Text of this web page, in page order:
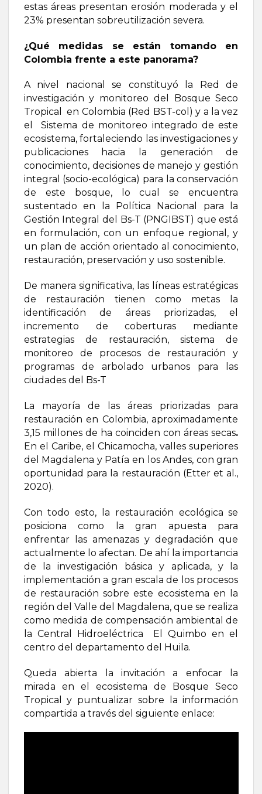
estas áreas presentan erosión moderada y el
23% presentan sobreutilización severa.
¿Qué medidas se están tomando en
Colombia frente a este panorama?
A nivel nacional se constituyó la Red de
investigación y monitoreo del Bosque Seco
Tropical en Colombia (Red BST-col) y a la vez
el Sistema de monitoreo integrado de este
ecosistema, fortaleciendo las investigaciones y
publicaciones hacia la generación de
conocimiento, decisiones de manejo y gestión
integral (socio-ecológica) para la conservación
de este bosque, lo cual se encuentra
sustentado en la Política Nacional para la
Gestión Integral del Bs-T (PNGIBST) que está
en formulación, con un enfoque regional, y
un plan de acción orientado al conocimiento,
restauración, preservación y uso sostenible.
De manera significativa, las líneas estratégicas
de restauración tienen como metas la
identificación de áreas priorizadas, el
incremento de coberturas mediante
estrategias de restauración, sistema de
monitoreo de procesos de restauración y
programas de arbolado urbanos para las
ciudades del Bs-T
La mayoría de las áreas priorizadas para
restauración en Colombia, aproximadamente
3,15 millones de ha coinciden con áreas secas.
En el Caribe, el Chicamocha, valles superiores
del Magdalena y Patía en los Andes, con gran
oportunidad para la restauración (Etter et al.,
2020).
Con todo esto, la restauración ecológica se
posiciona como la gran apuesta para
enfrentar las amenazas y degradación que
actualmente lo afectan. De ahí la importancia
de la investigación básica y aplicada, y la
implementación a gran escala de los procesos
de restauración sobre este ecosistema en la
región del Valle del Magdalena, que se realiza
como medida de compensación ambiental de
la Central Hidroeléctrica El Quimbo en el
centro del departamento del Huila.
Queda abierta la invitación a enfocar la
mirada en el ecosistema de Bosque Seco
Tropical y puntualizar sobre la información
compartida a través del siguiente enlace: